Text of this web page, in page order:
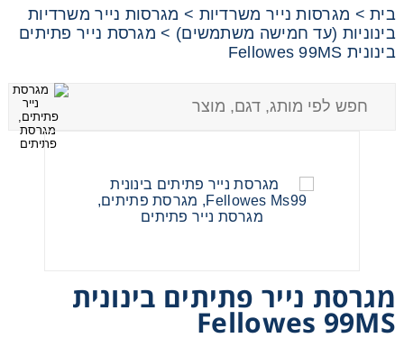
בית> מגרסות נייר משרדיות > מגרסות נייר משרדיות
בינוניות (עד חמישה משתמשים) > מגרסת נייר פתיתים
בינונית Fellowes 99MS
מגרסת נייר פתיתים בינונית
Fellowes 99MS
אני מאשר קבלת חומרים פרסומים מגטר